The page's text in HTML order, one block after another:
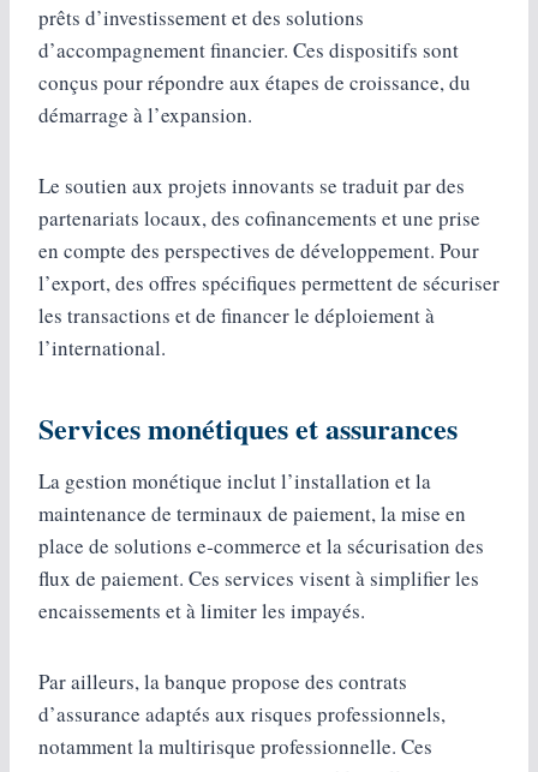
prêts d’investissement et des solutions
d’accompagnement financier. Ces dispositifs sont
conçus pour répondre aux étapes de croissance, du
démarrage à l’expansion.
Le soutien aux projets innovants se traduit par des
partenariats locaux, des cofinancements et une prise
en compte des perspectives de développement. Pour
l’export, des offres spécifiques permettent de sécuriser
les transactions et de financer le déploiement à
l’international.
Services monétiques et assurances
La gestion monétique inclut l’installation et la
maintenance de terminaux de paiement, la mise en
place de solutions e‑commerce et la sécurisation des
flux de paiement. Ces services visent à simplifier les
encaissements et à limiter les impayés.
Par ailleurs, la banque propose des contrats
d’assurance adaptés aux risques professionnels,
notamment la multirisque professionnelle. Ces